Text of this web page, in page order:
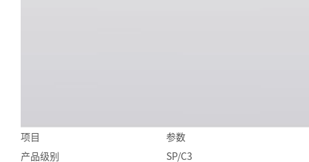
项目
参数
产品级别
SP/C3